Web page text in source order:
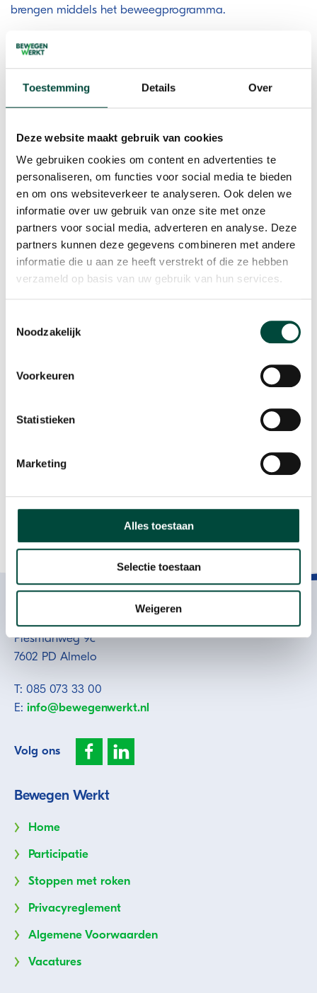
Toestemming Details Over
Deze website maakt gebruik van cookies
We gebruiken cookies om content en advertenties te
personaliseren, om functies voor social media te bieden
en om ons websiteverkeer te analyseren. Ook delen we
informatie over uw gebruik van onze site met onze
partners voor social media, adverteren en analyse. Deze
partners kunnen deze gegevens combineren met andere
informatie die u aan ze heeft verstrekt of die ze hebben
verzameld op basis van uw gebruik van hun services.
Noodzakelijk
Voorkeuren
Statistieken
Marketing
Alles toestaan
Selectie toestaan
Weigeren
brengen middels het beweegprogramma.
(Oud-)deelnemers
ook drie (oud-)deelnemers van het programma mee en
speelde ze een actieve en zeer dappere rol. Want wie
kan het beter vertellen dan iemand die het programma
deelden ook trajectregisseurs en activeringscoaches van
Gemeente Apeldoorn hun ervaringen.
Aftermovie
Het was een dag vol enthousiasme en positieve energie!
aftermovie!
Participatie als resultaat
Plesmanweg 9c
7602 PD Almelo
T: 085 073 33 00
E: info@bewegenwerkt.nl
Volg ons
Bewegen Werkt
Home
Participatie
Stoppen met roken
Privacyreglement
Algemene Voorwaarden
Vacatures